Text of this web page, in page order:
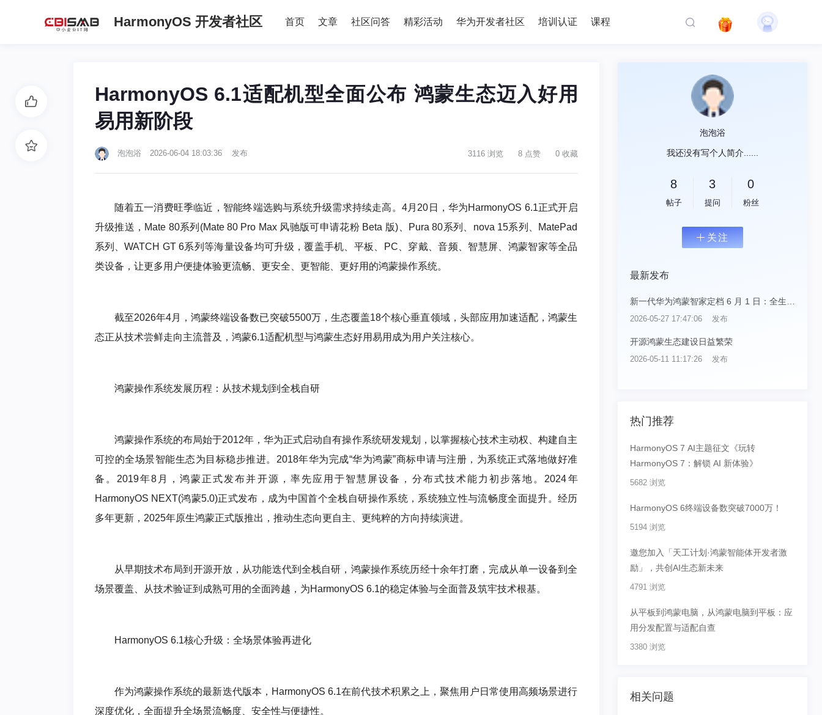
HarmonyOS 开发者社区 首页 文章 社区问答 精彩活动 华为开发者社区 培训认证 课程
HarmonyOS 6.1适配机型全面公布 鸿蒙生态迈入好用
易用新阶段
泡泡浴 2026-06-04 18:03:36 发布 3116 浏览 8 点赞 0 收藏
随着五一消费旺季临近，智能终端选购与系统升级需求持续走高。4月20日，华为HarmonyOS 6.1正式开启
升级推送，Mate 80系列(Mate 80 Pro Max 风驰版可申请花粉 Beta 版)、Pura 80系列、nova 15系列、MatePad
系列、WATCH GT 6系列等海量设备均可升级，覆盖手机、平板、PC、穿戴、音频、智慧屏、鸿蒙智家等全品
类设备，让更多用户便捷体验更流畅、更安全、更智能、更好用的鸿蒙操作系统。
截至2026年4月，鸿蒙终端设备数已突破5500万，生态覆盖18个核心垂直领域，头部应用加速适配，鸿蒙生
态正从技术尝鲜走向主流普及，鸿蒙6.1适配机型与鸿蒙生态好用易用成为用户关注核心。
鸿蒙操作系统发展历程：从技术规划到全栈自研
鸿蒙操作系统的布局始于2012年，华为正式启动自有操作系统研发规划，以掌握核心技术主动权、构建自主
可控的全场景智能生态为目标稳步推进。2018年华为完成“华为鸿蒙”商标申请与注册，为系统正式落地做好准
备。2019年8月，鸿蒙正式发布并开源，率先应用于智慧屏设备，分布式技术能力初步落地。2024年
HarmonyOS NEXT(鸿蒙5.0)正式发布，成为中国首个全栈自研操作系统，系统独立性与流畅度全面提升。经历
多年更新，2025年原生鸿蒙正式版推出，推动生态向更自主、更纯粹的方向持续演进。
从早期技术布局到开源开放，从功能迭代到全栈自研，鸿蒙操作系统历经十余年打磨，完成从单一设备到全
场景覆盖、从技术验证到成熟可用的全面跨越，为HarmonyOS 6.1的稳定体验与全面普及筑牢技术根基。
HarmonyOS 6.1核心升级：全场景体验再进化
作为鸿蒙操作系统的最新迭代版本，HarmonyOS 6.1在前代技术积累之上，聚焦用户日常使用高频场景进行
深度优化，全面提升全场景流畅度、安全性与便捷性。
泡泡浴
我还没有写个人简介......
8
帖子
3
提问
0
粉丝
关注
最新发布
新一代华为鸿蒙智家定档 6 月 1 日：全生态
2026-05-27 17:47:06 发布
开源鸿蒙生态建设日益繁荣
2026-05-11 11:17:26 发布
热门推荐
HarmonyOS 7 AI主题征文《玩转
HarmonyOS 7：解锁 AI 新体验》
5682 浏览
HarmonyOS 6终端设备数突破7000万！
5194 浏览
邀您加入「天工计划·鸿蒙智能体开发者激
励」，共创AI生态新未来
4791 浏览
从平板到鸿蒙电脑，从鸿蒙电脑到平板：应
用分发配置与适配自查
3380 浏览
相关问题